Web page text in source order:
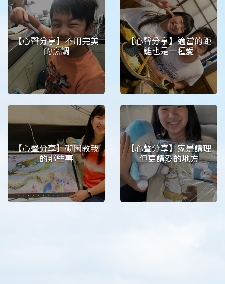
【心聲分享】不用完美
的烹調
【心聲分享】適當的距
離也是一種愛
【心聲分享】砌圖教我
的那些事
【心聲分享】家是講理
但更講愛的地方